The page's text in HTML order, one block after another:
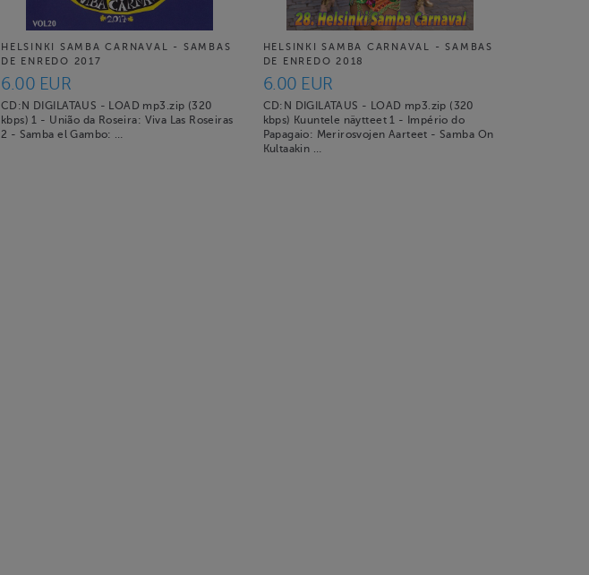
HELSINKI SAMBA CARNAVAL - SAMBAS
DE ENREDO 2017
6.00 EUR
CD:N DIGILATAUS - LOAD mp3.zip (320
kbps) 1 - União da Roseira: Viva Las Roseiras
2 - Samba el Gambo: …
HELSINKI SAMBA CARNAVAL - SAMBAS
DE ENREDO 2018
6.00 EUR
CD:N DIGILATAUS - LOAD mp3.zip (320
kbps) Kuuntele näytteet 1 - Império do
Papagaio: Merirosvojen Aarteet - Samba On
Kultaakin …